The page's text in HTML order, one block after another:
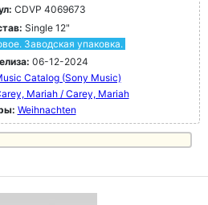
CDVP 4069673
Single 12"
Заводская упаковка.
06-12-2024
Catalog (Sony Music)
Mariah / Carey, Mariah
Weihnachten